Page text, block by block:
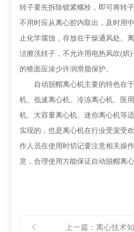
转子要先拆除锁紧螺栓，即可将转
不用时应从离心腔内取出，及时用
止化学腐蚀，存放在干燥通风处。
洁擦洗转子，不允许用电热风吹(烘
的锥面应涂少许润滑脂保护。
自动脱帽离心机主要的特色在于
机、低速离心机、冷冻离心机、医
机、大容量离心机、迷你离心机等
实现的，也是离心机在行业受宠受
作人员在使用时切记要注意相关操
意，合理使用方能保证自动脱帽离心
上一篇： 离心技术